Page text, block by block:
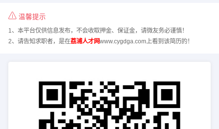
温馨提示
1、本平台仅供信息发布，不会收取押金、保证金，请微友务必谨慎！
2、请告知求职者，是在荔浦人才网www.cygdga.com上看到该简历的！